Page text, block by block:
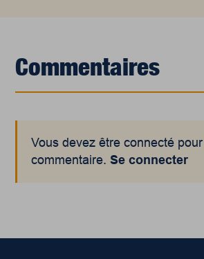
Commentaires
Vous devez être connecté
commentaire.Se connecter